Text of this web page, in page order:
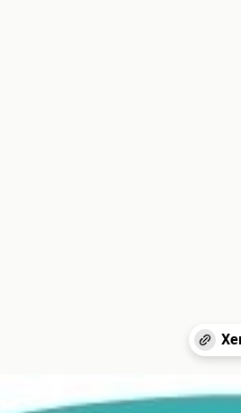
https://inminhkhoi.com/tron-con-hay-